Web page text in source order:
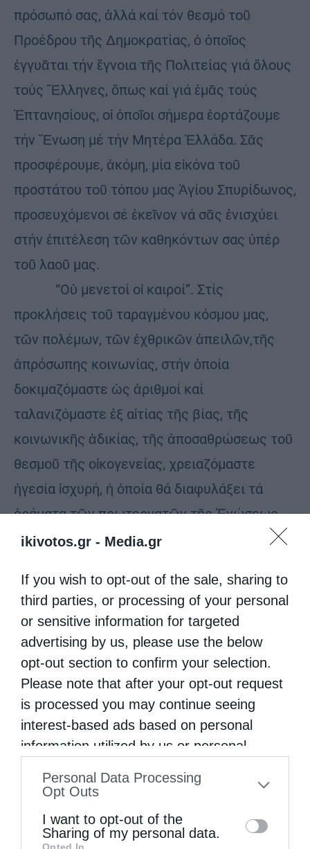
ikivotos.gr - Media.gr
If you wish to opt-out of the sale, sharing to
third parties, or processing of your personal
or sensitive information for targeted
advertising by us, please use the below
opt-out section to confirm your selection.
Please note that after your opt-out request
is processed you may continue seeing
interest-based ads based on personal
information utilized by us or personal
to your opt-out. You may separately opt-out
information by third parties on the IAB’s list
Personal Data Processing
Opt Outs
I want to opt-out of the
Sharing of my personal data.
πρόσωπό σας, ἀλλά καί τόν θεσμό τοῦ
Προέδρου τῆς Δημοκρατίας, ὁ ὁποῖος
ἐγγυᾶται τήν ἔγνοια τῆς Πολιτείας γιά ὅλους
τούς Ἕλληνες, ὅπως καί γιά ἐμᾶς τούς
Ἑπτανησίους, οἱ ὁποῖοι σήμερα ἑορτάζουμε
τήν Ἕνωση μέ τήν Μητέρα Ἑλλάδα. Σᾶς
προσφέρουμε, ἀκόμη, μία εἰκόνα τοῦ
προστάτου τοῦ τόπου μας Ἁγίου Σπυρίδωνος,
προσευχόμενοι σέ ἐκεῖνον νά σᾶς ἐνισχύει
στήν ἐπιτέλεση τῶν καθηκόντων σας ὑπέρ
τοῦ λαοῦ μας.
“Οὐ μενετοί οἱ καιροί”. Στίς
προκλήσεις τοῦ ταραγμένου κόσμου μας,
τῶν πολέμων, τῶν ἐχθρικῶν ἀπειλῶν,τῆς
ἀπρόσωπης κοινωνίας, στήν ὁποία
δοκιμαζόμαστε ὡς ἀριθμοί καί
ταλανιζόμαστε ἐξ αἰτίας τῆς βίας, τῆς
κοινωνικῆς ἀδικίας, τῆς ἀποσαθρώσεως τοῦ
θεσμοῦ τῆς οἰκογενείας, χρειαζόμαστε
ἡγεσία ἰσχυρή, ἡ ὁποία θά διαφυλάξει τά
ὁράματα τῶν πρωτεργατῶν τῆς Ἑνώσεως
τῆς Ἑπτανήσου μέ τήν Ἑλλάδα καί θά
λοιπόν σέ σᾶς, κύριε Πρόεδρε, ὡς φύλακα
καί ἐμπνευστή! Ὡς εὖ παρέστητε!»
Ο Πρόεδρος της Δημοκρατίας, εκτός
πρωτοκόλλου, με συγκίνηση ευχαρίστησε
τον Σεβασμιώτατο για την τιμή που έλαβε
και τόνισε ότι με τη βοήθεια του Αγίου
Σπυρίδωνος θα συνεχίσει την προσπάθεια
καθηκόντων του, για το καλό της πατρίδας.
Στη συνέχεια, ο Πρόεδρος της
Δημοκρατίας προσκύνησε το ιερό σκήνωμα